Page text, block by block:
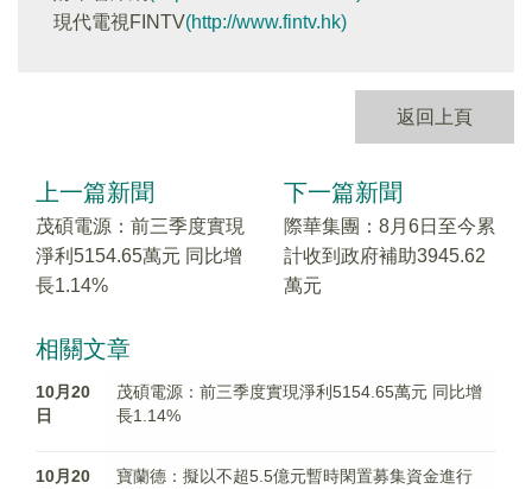
現代電視FINTV(http://www.fintv.hk)
返回上頁
上一篇新聞
茂碩電源：前三季度實現
淨利5154.65萬元 同比增
長1.14%
下一篇新聞
際華集團：8月6日至今累
計收到政府補助3945.62
萬元
相關文章
10月20
日
茂碩電源：前三季度實現淨利5154.65萬元 同比增
長1.14%
10月20
寶蘭德：擬以不超5.5億元暫時閑置募集資金進行